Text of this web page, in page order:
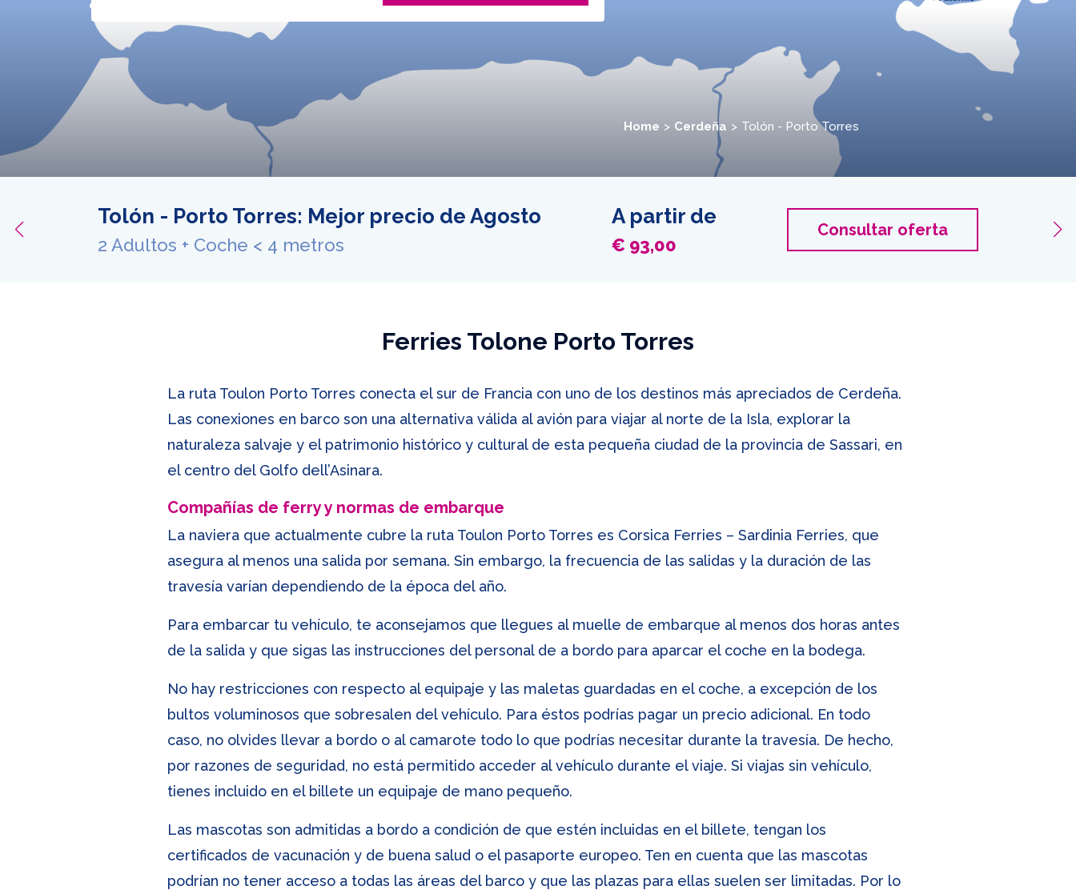
Home Cerdeña Tolón - Porto Torres
Tolón - Porto Torres: Mejor precio de Agosto
2 Adultos + Coche < 4 metros
A partir de
€ 93,00
Consultar oferta
2
Ferries Tolone Porto Torres
La ruta Toulon Porto Torres conecta el sur de Francia con uno de los destinos más apreciados de Cerdeña.
Las conexiones en barco son una alternativa válida al avión para viajar al norte de la Isla, explorar la
naturaleza salvaje y el patrimonio histórico y cultural de esta pequeña ciudad de la provincia de Sassari, en
el centro del Golfo dell’Asinara.
Compañías de ferry y normas de embarque
La naviera que actualmente cubre la ruta Toulon Porto Torres es Corsica Ferries – Sardinia Ferries, que
asegura al menos una salida por semana. Sin embargo, la frecuencia de las salidas y la duración de las
travesía varían dependiendo de la época del año.
Para embarcar tu vehículo, te aconsejamos que llegues al muelle de embarque al menos dos horas antes
de la salida y que sigas las instrucciones del personal de a bordo para aparcar el coche en la bodega.
No hay restricciones con respecto al equipaje y las maletas guardadas en el coche, a excepción de los
bultos voluminosos que sobresalen del vehículo. Para éstos podrías pagar un precio adicional. En todo
caso, no olvides llevar a bordo o al camarote todo lo que podrías necesitar durante la travesía. De hecho,
por razones de seguridad, no está permitido acceder al vehículo durante el viaje. Si viajas sin vehículo,
tienes incluido en el billete un equipaje de mano pequeño.
Las mascotas son admitidas a bordo a condición de que estén incluidas en el billete, tengan los
certificados de vacunación y de buena salud o el pasaporte europeo. Ten en cuenta que las mascotas
podrían no tener acceso a todas las áreas del barco y que las plazas para ellas suelen ser limitadas. Por lo